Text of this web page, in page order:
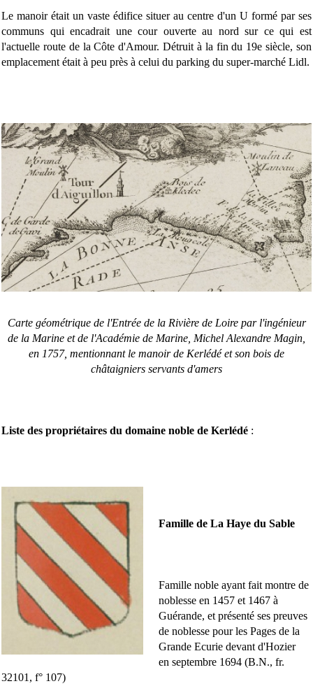
Le manoir était un vaste édifice situer au centre d'un U formé par ses
communs qui encadrait une cour ouverte au nord sur ce qui est
l'actuelle route de la Côte d'Amour. Détruit à la fin du 19e siècle, son
emplacement était à peu près à celui du parking du super-marché Lidl.
Carte géométrique de l'Entrée de la Rivière de Loire par l'ingénieur
de la Marine et de l'Académie de Marine, Michel Alexandre Magin,
en 1757, mentionnant le manoir de Kerlédé et son bois de
châtaigniers servants d'amers
Liste des propriétaires du domaine noble de Kerlédé :
Famille de La Haye du Sable
Famille noble ayant fait montre de
noblesse en 1457 et 1467 à
Guérande, et présenté ses preuves
de noblesse pour les Pages de la
Grande Ecurie devant d'Hozier
en septembre 1694 (B.N., fr.
32101, f° 107)